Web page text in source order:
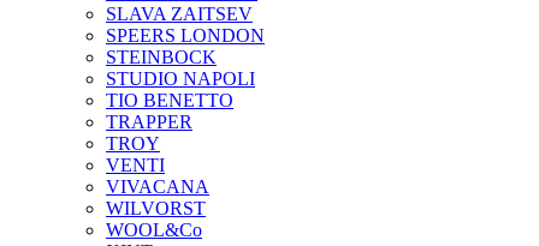
SLAVA ZAITSEV
SPEERS LONDON
STEINBOCK
STUDIO NAPOLI
TIO BENETTO
TRAPPER
TROY
VENTI
VIVACANA
WILVORST
WOOL&Co